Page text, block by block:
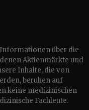
über die
Aktienmärkte und
Inhalte, die von
beruhen auf
keine medizinischen
Fachleute.